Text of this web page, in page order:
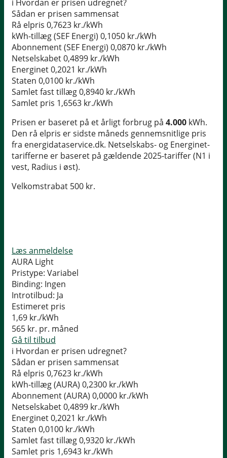
i Hvordan er prisen udregnet?
Sådan er prisen sammensat
Rå elpris 0,7623 kr./kWh
kWh-tillæg (SEF Energi) 0,1050 kr./kWh
Abonnement (SEF Energi) 0,0870 kr./kWh
Netselskabet0,4899 kr./kWh
Energinet0,2021 kr./kWh
Staten 0,0100 kr./kWh
Samlet fast tillæg0,8940 kr./kWh
Samlet pris 1,6563 kr./kWh
Prisen er baseret på et årligt forbrug på 4.000 kWh.
Den rå elpris er sidste måneds gennemsnitlige pris
fra energidataservice.dk. Netselskabs- og Energinet-
tarifferne er baseret på gældende 2025-tariffer (N1 i
vest, Radius i øst).
Velkomstrabat 500 kr.
Læs anmeldelse
AURA Light
Pristype: Variabel
Binding: Ingen
Introtilbud: Ja
Estimeret pris
1,69 kr./kWh
565 kr. pr. måned
Gå til tilbud
i Hvordan er prisen udregnet?
Sådan er prisen sammensat
Rå elpris 0,7623 kr./kWh
kWh-tillæg (AURA) 0,2300 kr./kWh
Abonnement (AURA) 0,0000 kr./kWh
Netselskabet0,4899 kr./kWh
Energinet0,2021 kr./kWh
Staten 0,0100 kr./kWh
Samlet fast tillæg0,9320 kr./kWh
Samlet pris 1,6943 kr./kWh